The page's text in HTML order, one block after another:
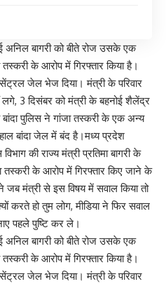
बागरी को बीते रोज उसके एक
के आरोप में गिरफ्तार किया है।
जेल भेज दिया। मंत्री के परिवार
लगे, 3 दिसंबर को मंत्री के बहनोई शैलेंद्र
बांदा पुलिस ने गांजा तस्करी के एक अन्य
बांदा जेल में बंद है।मध्य प्रदेश
की राज्य मंत्री प्रतिमा बागरी के
तस्करी के आरोप में गिरफ्तार किए जाने के
जब मंत्री से इस विषय में सवाल किया तो
करते हो तुम लोग, मीडिया ने फिर सवाल
पहले पुष्टि कर ले।
बागरी को बीते रोज उसके एक
के आरोप में गिरफ्तार किया है।
जेल भेज दिया। मंत्री के परिवार